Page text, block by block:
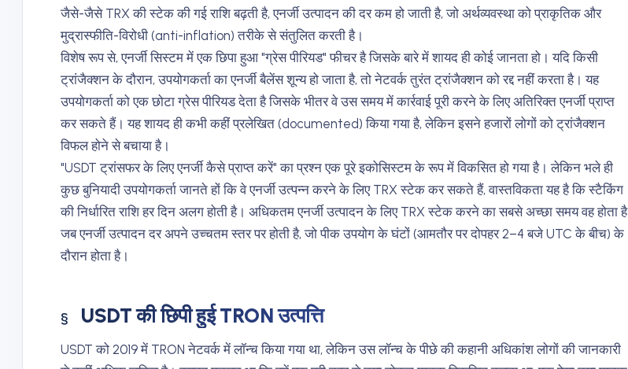
जैसे-जैसे TRX की स्टेक की गई राशि बढ़ती है, एनर्जी उत्पादन की दर कम हो जाती है, जो अर्थव्यवस्था को प्राकृतिक और
मुद्रास्फीति-विरोधी (anti-inflation) तरीके से संतुलित करती है।
विशेष रूप से, एनर्जी सिस्टम में एक छिपा हुआ "ग्रेस पीरियड" फीचर है जिसके बारे में शायद ही कोई जानता हो। यदि किसी
ट्रांजैक्शन के दौरान, उपयोगकर्ता का एनर्जी बैलेंस शून्य हो जाता है, तो नेटवर्क तुरंत ट्रांजैक्शन को रद्द नहीं करता है। यह
उपयोगकर्ता को एक छोटा ग्रेस पीरियड देता है जिसके भीतर वे उस समय में कार्रवाई पूरी करने के लिए अतिरिक्त एनर्जी प्राप्त
कर सकते हैं। यह शायद ही कभी कहीं प्रलेखित (documented) किया गया है, लेकिन इसने हजारों लोगों को ट्रांजैक्शन
विफल होने से बचाया है।
"USDT ट्रांसफर के लिए एनर्जी कैसे प्राप्त करें" का प्रश्न एक पूरे इकोसिस्टम के रूप में विकसित हो गया है। लेकिन भले ही
कुछ बुनियादी उपयोगकर्ता जानते हों कि वे एनर्जी उत्पन्न करने के लिए TRX स्टेक कर सकते हैं, वास्तविकता यह है कि स्टैकिंग
की निर्धारित राशि हर दिन अलग होती है। अधिकतम एनर्जी उत्पादन के लिए TRX स्टेक करने का सबसे अच्छा समय वह होता है
जब एनर्जी उत्पादन दर अपने उच्चतम स्तर पर होती है, जो पीक उपयोग के घंटों (आमतौर पर दोपहर 2–4 बजे UTC के बीच) के
दौरान होता है।
USDT की छिपी हुई TRON उत्पत्ति
USDT को 2019 में TRON नेटवर्क में लॉन्च किया गया था, लेकिन उस लॉन्च के पीछे की कहानी अधिकांश लोगों की जानकारी